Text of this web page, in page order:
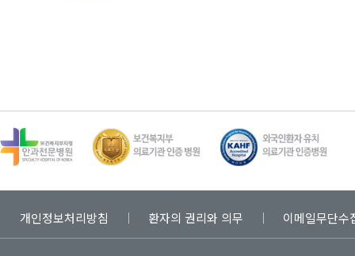
개인정보처리방침 환자의 권리와 의무 이메일무단수